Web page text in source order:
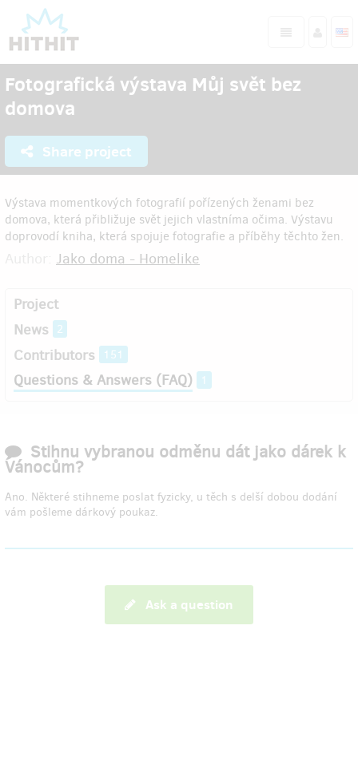
Fotografická výstava Můj svět bez
domova
Share project
Výstava momentkových fotografií pořízených ženami bez
domova, která přibližuje svět jejich vlastníma očima. Výstavu
doprovodí kniha, která spojuje fotografie a příběhy těchto žen.
Jako doma - Homelike
Project
News
2
Contributors 151
Questions & Answers (FAQ) 1
Stihnu vybranou odměnu dát jako dárek k
Vánocům?
Ano. Některé stihneme poslat fyzicky, u těch s delší dobou dodání
vám pošleme dárkový poukaz.
Ask a question